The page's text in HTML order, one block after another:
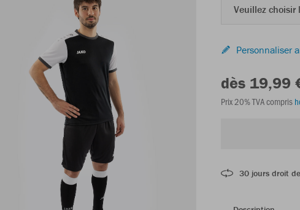
Veuillez choisir
Personnaliser
dès 19,99
Prix 20% TVA compris
30 jours droit